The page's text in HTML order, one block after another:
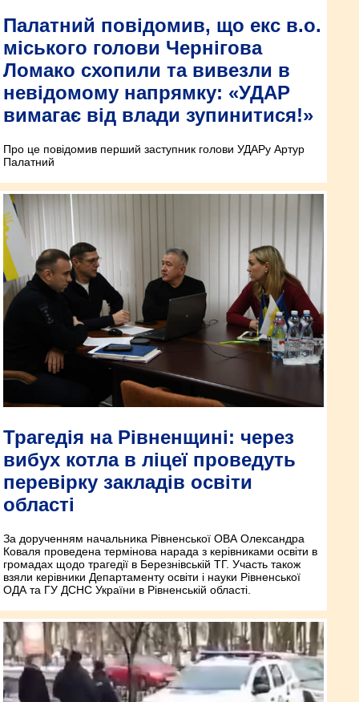
Палатний повідомив, що екс в.о.
міського голови Чернігова
Ломако схопили та вивезли в
невідомому напрямку: «УДАР
вимагає від влади зупинитися!»
Про це повідомив перший заступник голови УДАРу Артур
Палатний
Трагедія на Рівненщині: через
вибух котла в ліцеї проведуть
перевірку закладів освіти
області
За дорученням начальника Рівненської ОВА Олександра
Коваля проведена термінова нарада з керівниками освіти в
громадах щодо трагедії в Березнівській ТГ. Участь також
взяли керівники Департаменту освіти і науки Рівненської
ОДА та ГУ ДСНС України в Рівненській області.